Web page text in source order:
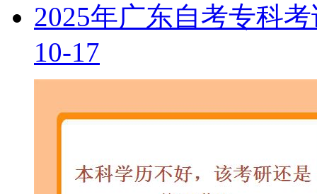
2025年广东自考专科
10-17